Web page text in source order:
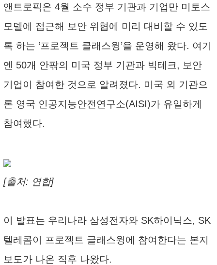
앤트로픽은 4월 소수 정부 기관과 기업만 미토스
모델에 접근해 보안 위협에 미리 대비할 수 있도
록 하는 ‘프로젝트 클래스윙’을 운영해 왔다. 여기
엔 50개 안팎의 미국 정부 기관과 빅테크, 보안
기업이 참여한 것으로 알려졌다. 미국 외 기관으
론 영국 인공지능안전연구소(AISI)가 유일하게
참여했다.
[출처: 연합]
이 발표는 우리나라 삼성전자와 SK하이닉스, SK
텔레콤이 프로젝트 글래스윙에 참여한다는 본지
보도가 나온 직후 나왔다.